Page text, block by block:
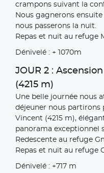
crampons suivant la
Nous gagnerons
nous passerons la nuit.
Repas et nuit au refuge
Dénivelé : + 1070m
JOUR 2 :
(4215 m)
Une belle journée nous
déjeuner nous partirons
Vincent (4215 m),
panorama exceptionnel
Redescente au refuge
Repas et nuit au refuge
Dénivelé : +717 m